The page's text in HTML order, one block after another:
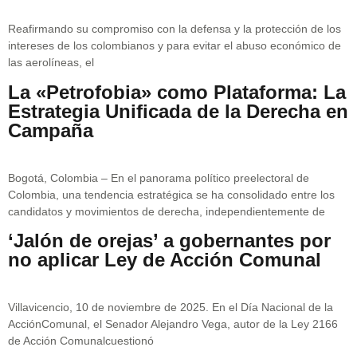
Reafirmando su compromiso con la defensa y la protección de los
intereses de los colombianos y para evitar el abuso económico de
las aerolíneas, el
La «Petrofobia» como Plataforma: La
Estrategia Unificada de la Derecha en
Campaña
Bogotá, Colombia – En el panorama político preelectoral de
Colombia, una tendencia estratégica se ha consolidado entre los
candidatos y movimientos de derecha, independientemente de
‘Jalón de orejas’ a gobernantes por
no aplicar Ley de Acción Comunal
Villavicencio, 10 de noviembre de 2025. En el Día Nacional de la
AcciónComunal, el Senador Alejandro Vega, autor de la Ley 2166
de Acción Comunalcuestionó